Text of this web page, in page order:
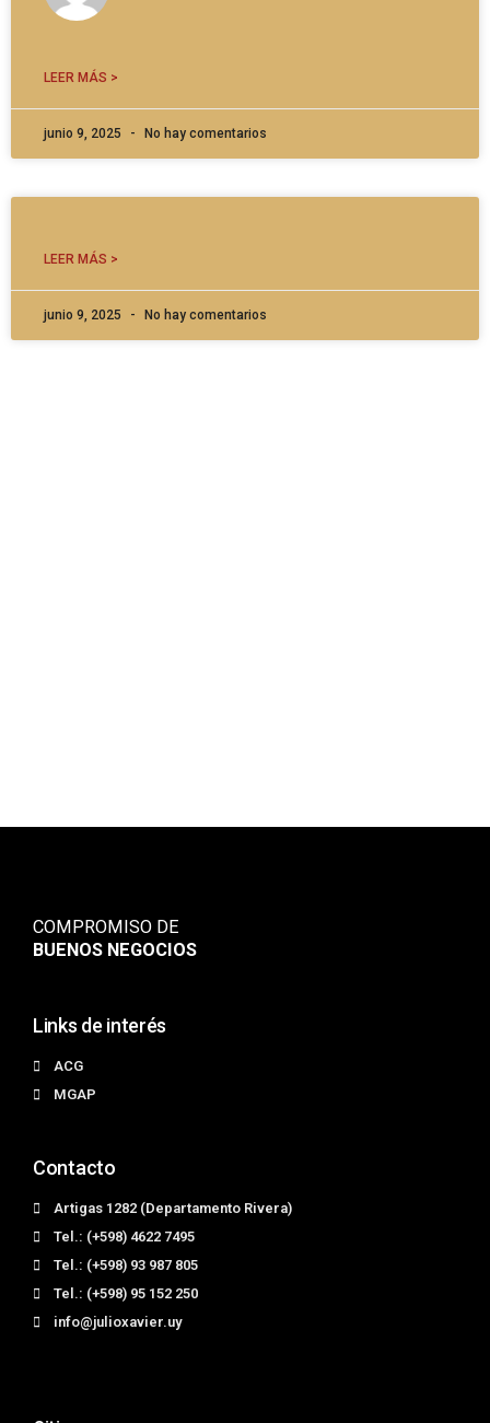
LEER MÁS >
junio 9, 2025 No hay comentarios
LEER MÁS >
junio 9, 2025 No hay comentarios
COMPROMISO DE
BUENOS NEGOCIOS
Links de interés
ACG
MGAP
Contacto
Artigas 1282 (Departamento Rivera)
Tel.: (+598) 4622 7495
Tel.: (+598) 93 987 805
Tel.: (+598) 95 152 250
info@julioxavier.uy